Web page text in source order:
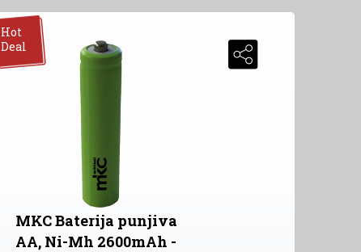
Hot
Deal
MKC Baterija punjiva
AA, Ni-Mh 2600mAh -